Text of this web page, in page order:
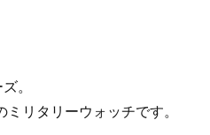
。
リタリーウォッチです。